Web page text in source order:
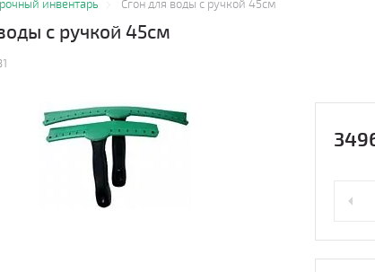
инвентарь Сгон для воды с ручкой 45см
с ручкой 45см